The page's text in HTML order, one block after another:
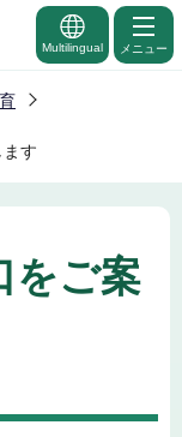
Multilingual メニュー
す
をご案